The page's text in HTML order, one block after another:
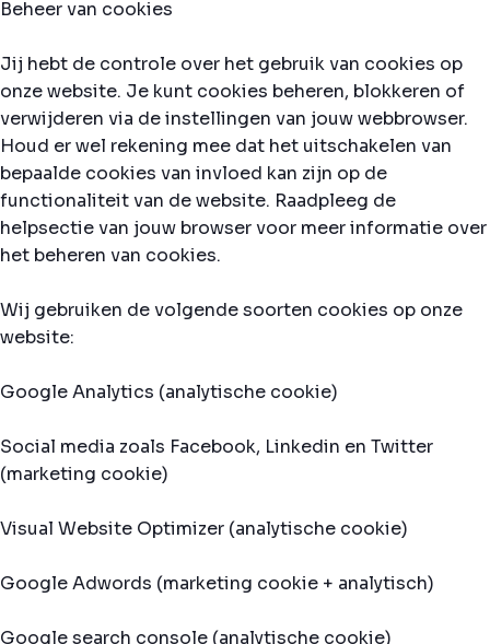
Beheer van cookies
Jij hebt de controle over het gebruik van cookies op
onze website. Je kunt cookies beheren, blokkeren of
verwijderen via de instellingen van jouw webbrowser.
Houd er wel rekening mee dat het uitschakelen van
bepaalde cookies van invloed kan zijn op de
functionaliteit van de website. Raadpleeg de
helpsectie van jouw browser voor meer informatie over
het beheren van cookies.
Wij gebruiken de volgende soorten cookies op onze
website:
Google Analytics (analytische cookie)
Social media zoals Facebook, Linkedin en Twitter
(marketing cookie)
Visual Website Optimizer (analytische cookie)
Google Adwords (marketing cookie + analytisch)
Google search console (analytische cookie)